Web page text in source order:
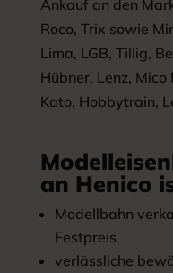
Ankauf an den
Roco, Trix sowie
Lima, LGB, Tillig,
Hübner, Lenz,
Kato, Hobbytrain,
an Henico
Modellbahn
Festpreis
verlässliche